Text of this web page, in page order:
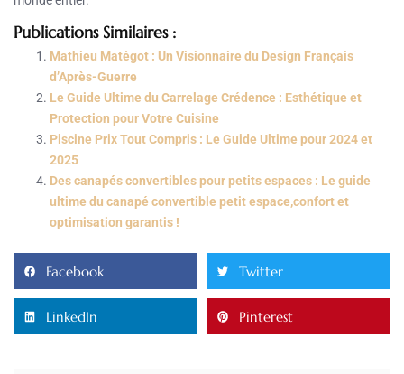
Publications Similaires :
Mathieu Matégot : Un Visionnaire du Design Français
d’Après-Guerre
Le Guide Ultime du Carrelage Crédence : Esthétique et
Protection pour Votre Cuisine
Piscine Prix Tout Compris : Le Guide Ultime pour 2024 et
2025
Des canapés convertibles pour petits espaces : Le guide
ultime du canapé convertible petit espace,confort et
optimisation garantis !
Facebook Twitter
LinkedIn Pinterest